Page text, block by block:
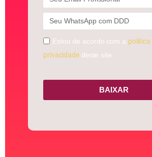
Estou de acordo com a política
privacidadedeste site.
BAIXAR